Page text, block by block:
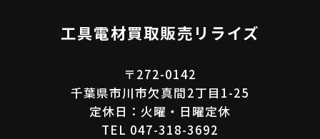
工具電材買取販売リライズ
〒272-0142
千葉県市川市欠真間2丁目1-25
定休日：火曜・日曜定休
TEL 047-318-3692